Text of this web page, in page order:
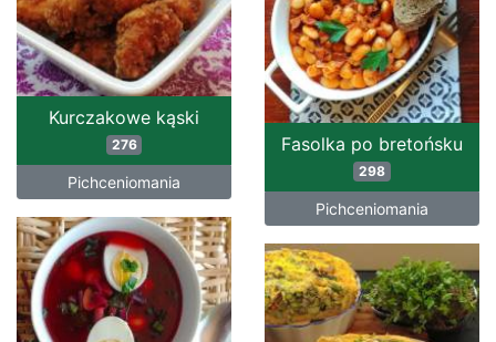
Kurczakowe kąski
276
Pichceniomania
Fasolka po bretońsku
298
Pichceniomania